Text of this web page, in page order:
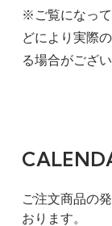
※ご覧になっ
どにより実際
る場合がござ
ご注文商品の
おります。